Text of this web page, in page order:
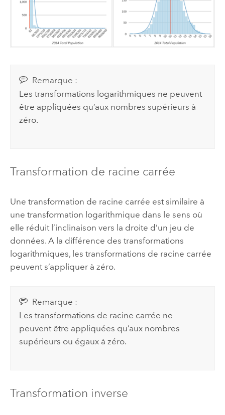
Remarque :
Les transformations logarithmiques ne peuvent
être appliquées qu’aux nombres supérieurs à
zéro.
Transformation de racine carrée
Une transformation de racine carrée est similaire à
une transformation logarithmique dans le sens où
elle réduit l’inclinaison vers la droite d’un jeu de
données. A la différence des transformations
logarithmiques, les transformations de racine carrée
peuvent s’appliquer à zéro.
Remarque :
Les transformations de racine carrée ne
peuvent être appliquées qu’aux nombres
supérieurs ou égaux à zéro.
Transformation inverse